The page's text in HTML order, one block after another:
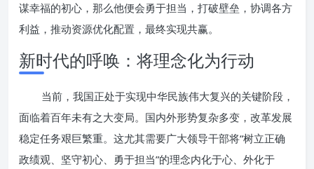
谋幸福的初心，那么他便会勇于担当，打破壁垒，协调各方
利益，推动资源优化配置，最终实现共赢。
新时代的呼唤：将理念化为行动
当前，我国正处于实现中华民族伟大复兴的关键阶段，
面临着百年未有之大变局。国内外形势复杂多变，改革发展
稳定任务艰巨繁重。这尤其需要广大领导干部将“树立正确
政绩观、坚守初心、勇于担当”的理念内化于心、外化于